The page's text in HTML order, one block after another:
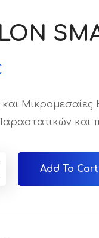
και
και
Add To Cart